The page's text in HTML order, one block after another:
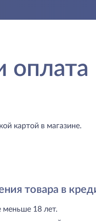
оплата
картой в магазине.
товара в
18 лет.